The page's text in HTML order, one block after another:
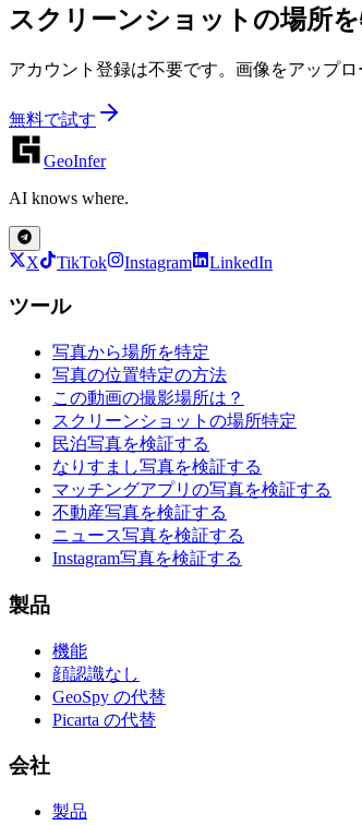
スクリーンショットの場所
アカウント登録は不要です。画像をアップ
無料で試す
GeoInfer
AI knows where.
X TikTok Instagram LinkedIn
ツール
写真から場所を特定
写真の位置特定の方法
この動画の撮影場所は？
スクリーンショットの場所特定
民泊写真を検証する
なりすまし写真を検証する
マッチングアプリの写真を検証する
不動産写真を検証する
ニュース写真を検証する
Instagram写真を検証する
製品
機能
顔認識なし
GeoSpy の代替
Picarta の代替
会社
製品